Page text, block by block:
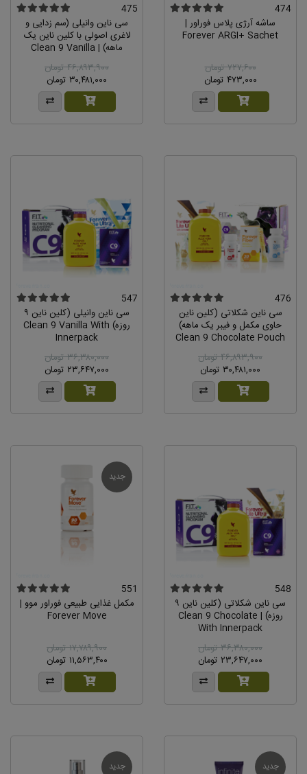
474
ساشه آرژی پلاس فوراور |
Forever ARGI+ Sachet
۷۲۷,۶۰۰ تومان
۴۷۳,۰۰۰ تومان
475
سی ناین وانیلی (سم زدایی و
لاغری اصولی با کلین ناین یک
ماهه) | Clean 9 Vanilla
Pouch
۴۶,۸۹۳,۹۰۰ تومان
۳۰,۴۸۱,۰۰۰ تومان
476
سی ناین شکلاتی (کلین ناین
حاوی مکمل و فیبر یک ماهه)
Clean 9 Chocolate Pouch
۴۶,۸۹۳,۹۰۰ تومان
۳۰,۴۸۱,۰۰۰ تومان
547
سی ناین وانیلی (کلین ناین ٩
روزه) Clean 9 Vanilla With
Innerpack
۳۶,۳۸۰,۰۰۰ تومان
۲۳,۶۴۷,۰۰۰ تومان
548
سی ناین شکلاتی (کلین ناین ٩
روزه) | Clean 9 Chocolate
With Innerpack
۳۶,۳۸۰,۰۰۰ تومان
۲۳,۶۴۷,۰۰۰ تومان
جدید
551
مکمل غذایی طبیعی فوراور موو |
Forever Move
۱۷,۷۸۹,۹۰۰ تومان
۱۱,۵۶۳,۴۰۰ تومان
جدید جدید